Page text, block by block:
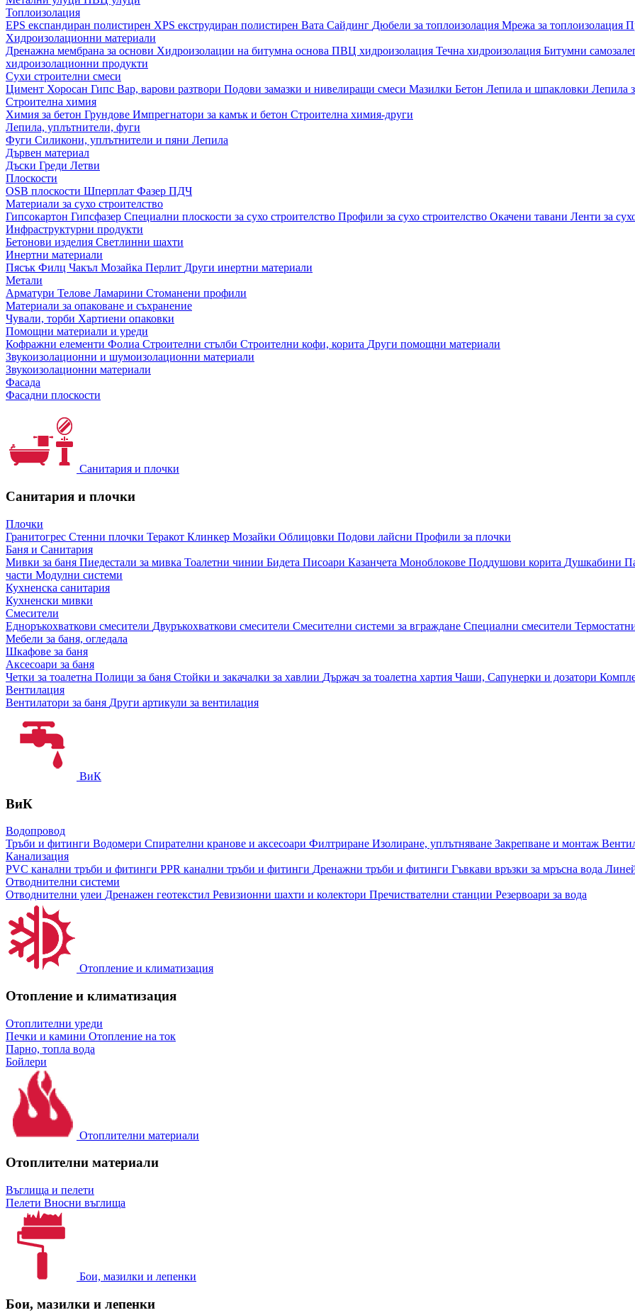
Топлоизолация
EPS експандиран полистирен XPS екструдиран полистирен Вата Сайдинг Дюбели за топлоизолация Мрежа за топлоизолация
Хидроизолационни материали
Дренажна мембрана за основи Хидроизолации на битумна основа ПВЦ хидроизолация Течна хидроизолация Битумни
хидроизолационни продукти
Сухи строителни смеси
Цимент Хоросан Гипс Вар, варови разтвори Подови замазки и нивелиращи смеси Мазилки Бетон Лепила и шпакловки Лепила
Строителна химия
Химия за бетон Грундове Импрегнатори за камък и бетон Строителна химия-други
Лепила, уплътнители, фуги
Фуги Силикони, уплътнители и пяни Лепила
Дървен материал
Дъски Греди Летви
Плоскости
OSB плоскости Шперплат Фазер ПДЧ
Материали за сухо строителство
Гипсокартон Гипсфазер Специални плоскости за сухо строителство Профили за сухо строителство Окачени тавани Ленти за
Инфраструктурни продукти
Бетонови изделия Светлинни шахти
Инертни материали
Пясък Филц Чакъл Мозайкa Перлит Други инертни материали
Метали
Арматури Телове Ламарини Стоманени профили
Материали за опаковане и съхранение
Чували, торби Хартиени опаковки
Помощни материали и уреди
Кофражни елементи Фолиа Строителни стълби Строителни кофи, корита Други помощни материали
Звукоизолационни и шумоизолационни материали
Звукоизолационни материали
Фасада
Фасадни плоскости
Санитария и плочки
Санитария и плочки
Плочки
Гранитогрес Стенни плочки Теракот Клинкер Мозайки Облицовки Подови лайсни Профили за плочки
Баня и Санитария
Мивки за баня Пиедестали за мивка Тоалетни чинии Бидета Писоари Казанчета Моноблокове Поддушови корита Душкабини
части Модулни системи
Кухненска санитария
Кухненски мивки
Смесители
Едноръкохваткови смесители Двуръкохваткови смесители Смесителни системи за вграждане Специални смесители
Мебели за баня, огледала
Шкафове за баня
Аксесоари за баня
Четки за тоалетна Полици за баня Стойки и закачалки за хавлии Държач за тоалетна хартия Чаши, Сапунерки и дозатори
Вентилация
Вентилатори за баня Други артикули за вентилация
ВиК
ВиК
Водопровод
Тръби и фитинги Водомери Спирателни кранове и аксесоари Филтриране Изолиране, уплътняване Закрепване и монтаж
Канализация
PVC канални тръби и фитинги PPR канални тръби и фитинги Дренажни тръби и фитинги Гъвкави връзки за мръсна вода
Отводнителни системи
Отводнителни улеи Дренажен геотекстил Ревизионни шахти и колектори Пречиствателни станции Резервоари за вода
Отопление и климатизация
Отопление и климатизация
Отоплителни уреди
Печки и камини Отопление на ток
Парно, топла вода
Бойлери
Отоплителни материали
Отоплителни материали
Въглища и пелети
Пелети Вносни въглища
Бои, мазилки и лепенки
Бои, мазилки и лепенки